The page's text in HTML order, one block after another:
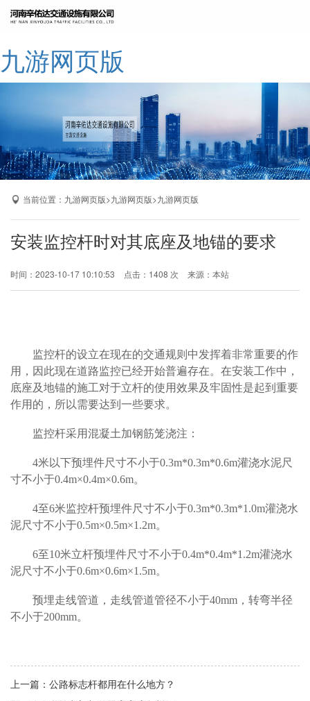
九游网页版网站九游网页版
公司简介
九游网页版
产品展示
成功案例
当前位置： 九游网页版>九游网页版>九游网页版
安装监控杆时对其底座及地锚的要求
时间：2023-10-17 10:10:53 点击：1408 次 来源：本站
监控杆的设立在现在的交通规则中发挥着非常重要的作
用，因此现在道路监控已经开始普遍存在。在安装工作中，
底座及地锚的施工对于立杆的使用效果及牢固性是起到重要
作用的，所以需要达到一些要求。
监控杆采用混凝土加钢筋笼浇注：
4米以下预埋件尺寸不小于0.3m*0.3m*0.6m灌浇水泥尺
寸不小于0.4m×0.4m×0.6m。
4至6米监控杆预埋件尺寸不小于0.3m*0.3m*1.0m灌浇水
泥尺寸不小于0.5m×0.5m×1.2m。
6至10米立杆预埋件尺寸不小于0.4m*0.4m*1.2m灌浇水
泥尺寸不小于0.6m×0.6m×1.5m。
预埋走线管道，走线管道管径不小于40mm，转弯半径
不小于200mm。
上一篇： 公路标志杆都用在什么地方？